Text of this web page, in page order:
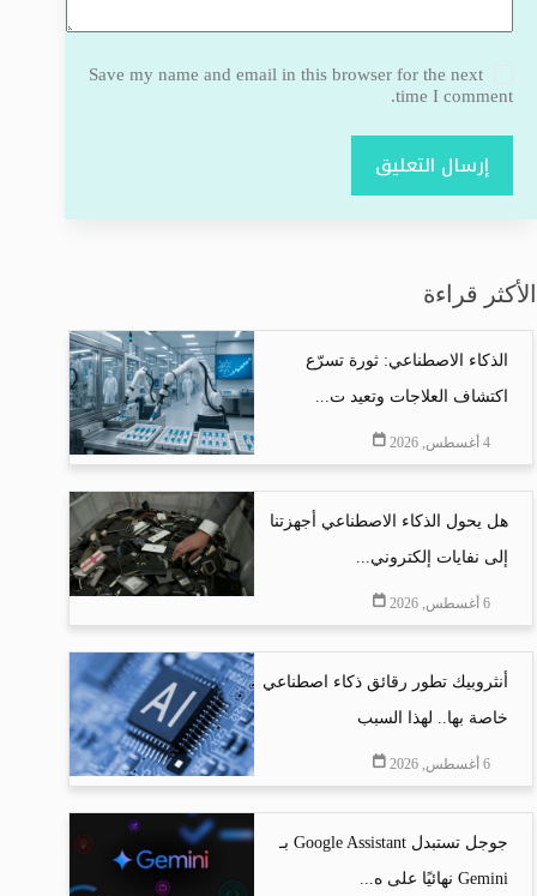
Save my name and email in this browser for the next
time I comment.
إرسال التعليق
الأكثر قراءة
الذكاء الاصطناعي: ثورة تسرّع
اكتشاف العلاجات وتعيد ت...
4 أغسطس, 2026
هل يحول الذكاء الاصطناعي أجهزتنا
إلى نفايات إلكتروني...
6 أغسطس, 2026
أنثروبيك تطور رقائق ذكاء اصطناعي
خاصة بها.. لهذا السبب
6 أغسطس, 2026
جوجل تستبدل Google Assistant بـ
Gemini نهائيًا على ه...